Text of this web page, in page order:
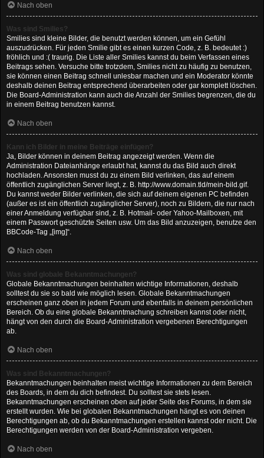
Nach oben
Was sind Smilies?
Smilies sind kleine Bilder, die benutzt werden können, um ein Gefühl
auszudrücken. Für jeden Smilie gibt es einen kurzen Code, z. B. bedeutet :)
fröhlich und :( traurig. Die Liste aller Smilies kannst du beim Verfassen eines
Beitrags sehen. Versuche bitte trotzdem, Smilies nicht zu häufig zu benutzen,
sie können einen Beitrag schnell unlesbar machen und ein Moderator könnte
deshalb deinen Beitrag entsprechend überarbeiten oder gar komplett löschen.
Die Board-Administration kann auch die Anzahl der Smilies begrenzen, die du
in einem Beitrag benutzen kannst.
Nach oben
Kann ich Bilder in meine Beiträge einfügen?
Ja, Bilder können in deinem Beitrag angezeigt werden. Wenn die
Administration Dateianhänge erlaubt hat, kannst du das Bild auch direkt
hochladen. Ansonsten musst du zu einem Bild verlinken, das auf einem
öffentlich zugänglichen Server liegt, z. B. http://www.domain.tld/mein-bild.gif.
Du kannst weder Bilder verlinken, die sich auf deinem eigenen PC befinden
(außer es ist ein öffentlich zugänglicher Server), noch zu Bildern, die nur nach
einer Anmeldung verfügbar sind, z. B. Hotmail- oder Yahoo-Mailboxen, mit
einem Passwort geschützte Seiten usw. Um das Bild anzuzeigen, benutze den
BBCode-Tag „[img]“.
Nach oben
Was sind globale Bekanntmachungen?
Globale Bekanntmachungen beinhalten wichtige Informationen, deshalb
solltest du sie so bald wie möglich lesen. Globale Bekanntmachungen
erscheinen ganz oben in jedem Forum und ebenfalls in deinem persönlichen
Bereich. Ob du eine globale Bekanntmachung schreiben kannst oder nicht,
hängt von den durch die Board-Administration vergebenen Berechtigungen
ab.
Nach oben
Was sind Bekanntmachungen?
Bekanntmachungen beinhalten meist wichtige Informationen zu dem Bereich
des Boards, in dem du dich befindest. Du solltest sie stets lesen.
Bekanntmachungen erscheinen oben auf jeder Seite des Forums, in dem sie
erstellt wurden. Wie bei globalen Bekanntmachungen hängt es von deinen
Berechtigungen ab, ob du Bekanntmachungen erstellen kannst oder nicht. Die
Berechtigungen werden von der Board-Administration vergeben.
Nach oben